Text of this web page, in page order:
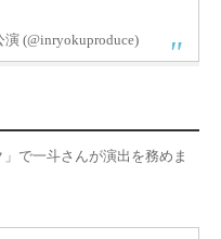
(@inryokuproduce)
で一斗さんが演出を務めま